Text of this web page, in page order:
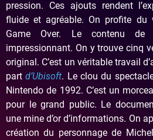
pression. Ces ajouts rendent
fluide et agréable. On profite du
Game Over. Le contenu de
impressionnant. On y trouve cinq
original. C’est un véritable travail
partd’Ubisoft. Le clou du
Nintendo de 1992. C’est un
pour le grand public. Le
une mine d’or d’informations. On
création du personnage de